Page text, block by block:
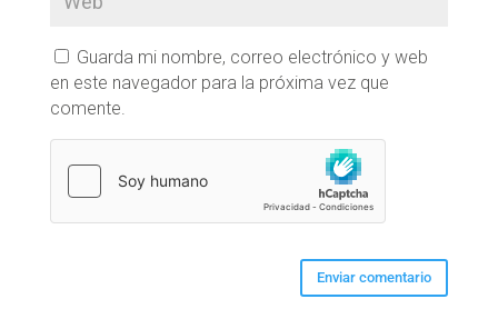
Guarda mi nombre, correo electrónico y web
en este navegador para la próxima vez que
comente.